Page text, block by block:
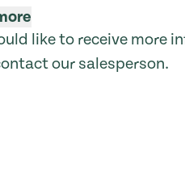
like to receive more
our salesperson.